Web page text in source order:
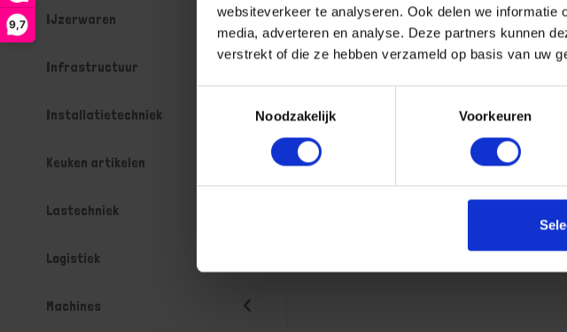
websiteverkeer te analyseren. Ook delen we
media, adverteren en analyse. Deze partners kunnen
verstrekt of die ze hebben verzameld op basis van uw
Noodzakelijk
Voorkeuren
9,7 IJzerwaren
Infrastructuur
Installatietechniek
Keuken artikelen
Lastechniek
Logistiek
Machines